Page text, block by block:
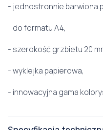
- jednostronnie barwiona
- do formatu A4,
- szerokość grzbietu 20
- wyklejka papierowa,
- innowacyjna gama